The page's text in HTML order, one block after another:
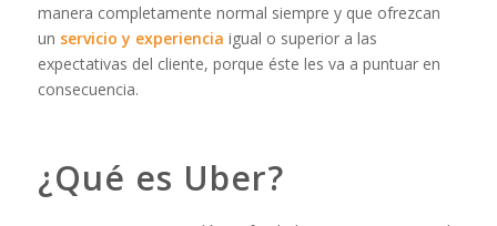
manera completamente normal siempre y que ofrezcan
un servicio y experiencia igual o superior a las
expectativas del cliente, porque éste les va a puntuar en
consecuencia.
¿Qué es Uber?